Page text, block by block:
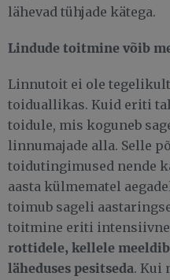
lähevad tühjade kätega.
Lindude toitmine võib
Linnutoit ei ole
toiduallikas. Kuid eriti
toidule, mis koguneb
linnumajade alla. Selle
toidutingimused nende
aasta külmematel
toimub sageli
toitmine eriti
rottidele, kellele
läheduses pesitseda. Kui